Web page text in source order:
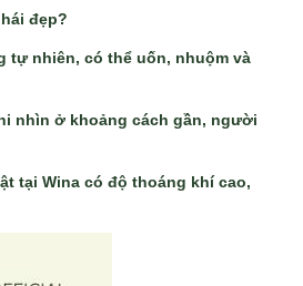
đẹp?
nhiên, có thể uốn, nhuộm và
nhìn ở khoảng cách gần, người
tại Wina có độ thoáng khí cao,